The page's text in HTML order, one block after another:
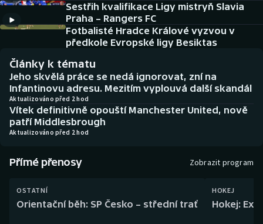
Americký fotbal
Baseball a softbal
Basketbal
Biatlon
Boby a skeleton
Box
Curling
NEPŘEHLÉDNĚTE
Historické návraty
Aplikace ČT sport
AZ kvíz
Sestřih kvalifikace Ligy mistryň Slavia
Praha – Rangers FC
Fotbalisté Hradce Králové vyzvou v
předkole Evropské ligy Besiktas
Články k tématu
Jeho skvělá práce se nedá ignorovat, zní na
Infantinovu adresu. Mezitím vyplouvá další skandál
Aktualizováno před 2 hod
Vítek definitivně opouští Manchester United, nově
patří Middlesbrough
Aktualizováno před 2 hod
Přímé přenosy Zobrazit program
OSTATNÍ
Orientační běh: SP Česko – střední trať
HOKEJ
Hokej: